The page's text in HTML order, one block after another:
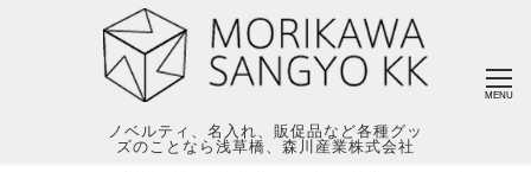
ノベルティ、名入れ、販促品など各種グッ
ズのことなら浅草橋、森川産業株式会社
MENU